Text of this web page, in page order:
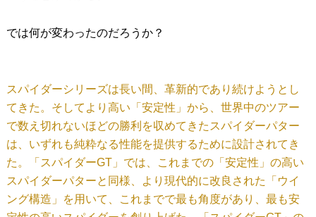
では何が変わったのだろうか？
スパイダーシリーズは長い間、革新的であり続けようとし
てきた。そしてより高い「安定性」から、世界中のツアー
で数え切れないほどの勝利を収めてきたスパイダーパター
は、いずれも純粋なる性能を提供するために設計されてき
た。「スパイダーGT」では、これまでの「安定性」の高い
スパイダーパターと同様、より現代的に改良された「ウイ
ング構造」を用いて、これまでで最も角度があり、最も安